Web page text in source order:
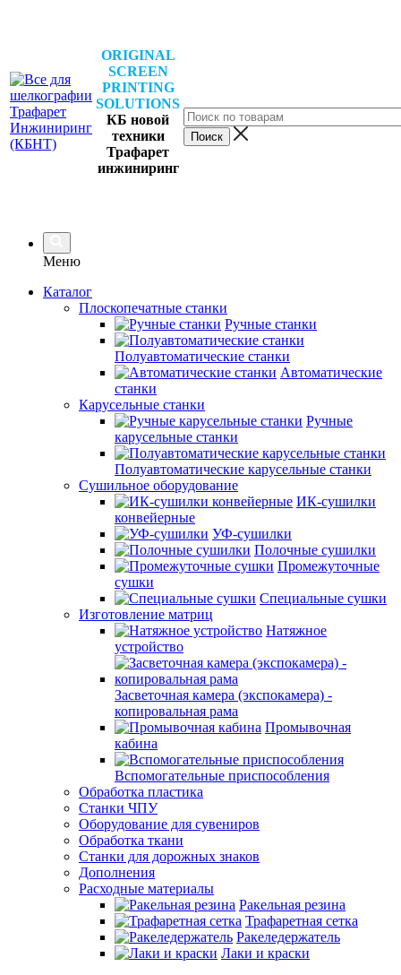
ORIGINAL
SCREEN
PRINTING
SOLUTIONS
КБ новой
техники
Трафарет
инжиниринг
Меню
Каталог
Плоскопечатные станки
Ручные станки
Полуавтоматические станки
Автоматические
станки
Карусельные станки
Ручные
карусельные станки
Полуавтоматические карусельные станки
Сушильное оборудование
ИК-сушилки
конвейерные
УФ-сушилки
Полочные сушилки
Промежуточные
сушки
Специальные сушки
Изготовление матриц
Натяжное
устройство
Засветочная камера (экспокамера) -
копировальная рама
Промывочная
кабина
Вспомогательные приспособления
Обработка пластика
Станки ЧПУ
Оборудование для сувениров
Обработка ткани
Станки для дорожных знаков
Дополнения
Расходные материалы
Ракельная резина
Трафаретная сетка
Ракеледержатель
Лаки и краски